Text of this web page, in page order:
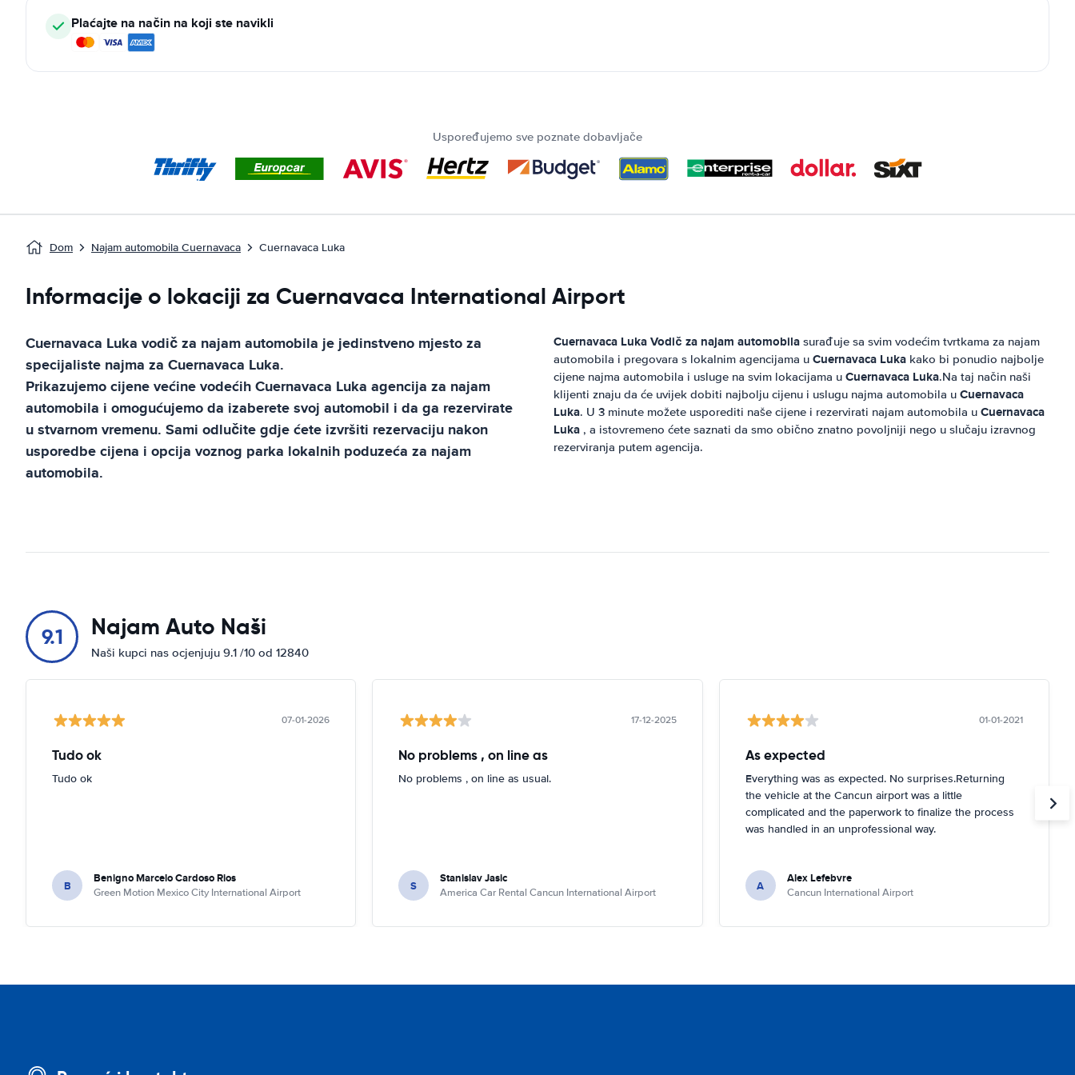
Plaćajte na način na koji ste navikli
Uspoređujemo sve poznate dobavljače
Dom Najam automobila Cuernavaca Cuernavaca Luka
Informacije o lokaciji za Cuernavaca International Airport
Cuernavaca Luka vodič za najam automobila je jedinstveno mjesto za
specijaliste najma za Cuernavaca Luka.
Prikazujemo cijene većine vodećihCuernavaca Luka agencija za najam
automobila i omogućujemo da izaberete svoj automobil i da ga rezervirate
u stvarnom vremenu. Sami odlučite gdje ćete izvršiti rezervaciju nakon
usporedbe cijena i opcija voznog parka lokalnih poduzeća za najam
automobila.
Cuernavaca LukaVodič za najam automobila surađuje sa svim vodećim tvrtkama za najam
automobila i pregovara s lokalnim agencijama u Cuernavaca Luka kako bi ponudio najbolje
cijene najma automobila i usluge na svim lokacijama u Cuernavaca Luka.Na taj način naši
klijenti znaju da će uvijek dobiti najbolju cijenu i uslugu najma automobila u Cuernavaca
Luka. U 3 minute možete usporediti naše cijene i rezervirati najam automobila u Cuernavaca
Luka , a istovremeno ćete saznati da smo obično znatno povoljniji nego u slučaju izravnog
rezerviranja putem agencija.
9.1 Najam Auto Naši
Naši kupci nas ocjenjuju 9.1 /10 od 12840
07-01-2026
Tudo ok
Tudo ok
B Benigno Marcelo Cardoso Rios
Green Motion Mexico City International Airport
17-12-2025
No problems , on line as
No problems , on line as usual.
S Stanislav Jasic
America Car Rental Cancun International Airport
01-01-2021
As expected
Everything was as expected. No surprises.Returning
the vehicle at the Cancun airport was a little
complicated and the paperwork to finalize the process
was handled in an unprofessional way.
A Alex Lefebvre
Cancun International Airport